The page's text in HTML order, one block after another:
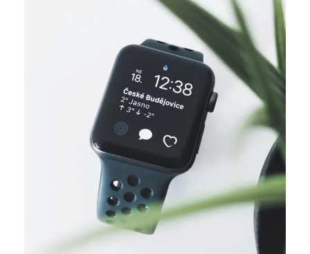
DESIGN
Business ideas